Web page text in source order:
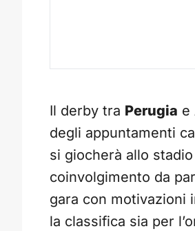
Il derby tra Perugia e
degli appuntamenti
si giocherà allo stadio
coinvolgimento da
gara con motivazioni
la classifica sia per